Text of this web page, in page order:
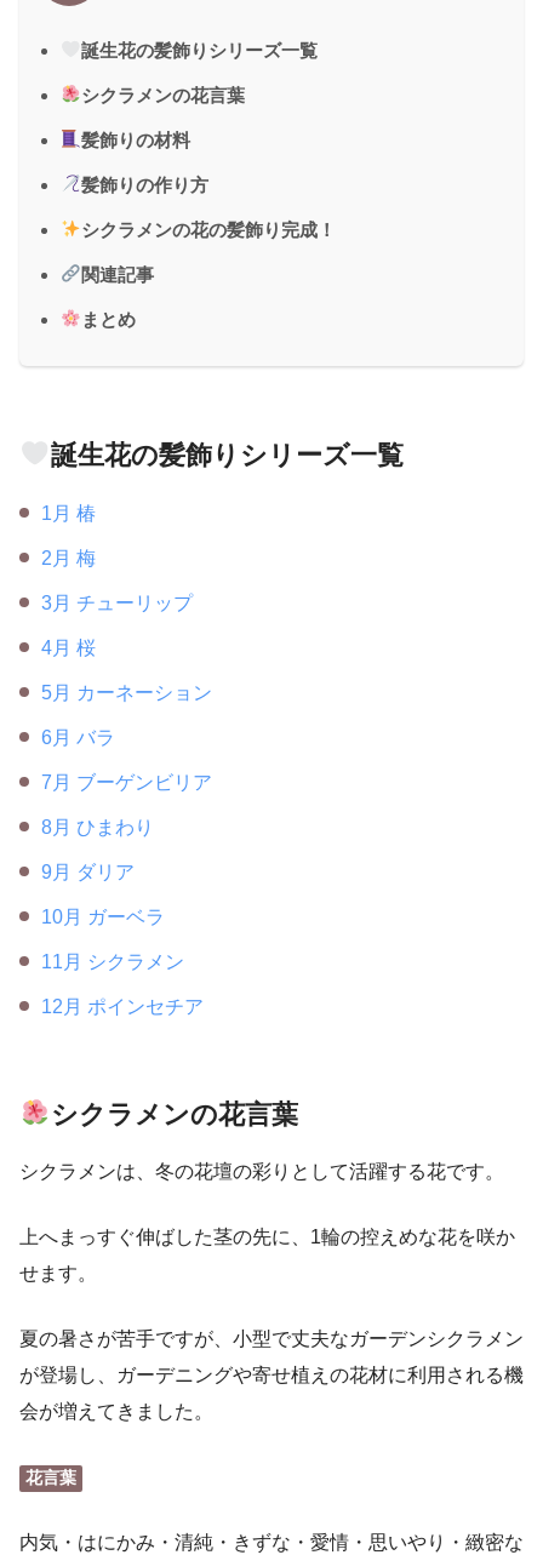
誕生花の髪飾りシリーズ一覧
シクラメンの花言葉
髪飾りの材料
髪飾りの作り方
シクラメンの花の髪飾り完成！
関連記事
まとめ
誕生花の髪飾りシリーズ一覧
1月 椿
2月 梅
3月 チューリップ
4月 桜
5月 カーネーション
6月 バラ
7月 ブーゲンビリア
8月 ひまわり
9月 ダリア
10月 ガーベラ
11月 シクラメン
12月 ポインセチア
シクラメンの花言葉
シクラメンは、冬の花壇の彩りとして活躍する花です。
上へまっすぐ伸ばした茎の先に、1輪の控えめな花を咲か
せます。
夏の暑さが苦手ですが、小型で丈夫なガーデンシクラメン
が登場し、ガーデニングや寄せ植えの花材に利用される機
会が増えてきました。
花言葉
内気・はにかみ・清純・きずな・愛情・思いやり・緻密な